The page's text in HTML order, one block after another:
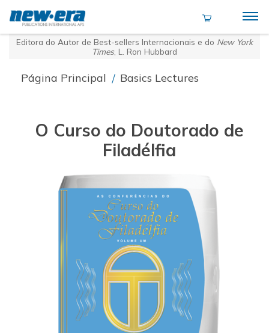
Editora do Autor de Best-sellers Internacionais e do New York
Times , L. Ron Hubbard
Página Principal / Basics Lectures
O Curso do Doutorado de
Filadélfia